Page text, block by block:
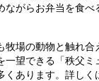
ながらお弁当を食
牧場の動物と触れ合
一望できる「秩父ミ
くあります。詳しく